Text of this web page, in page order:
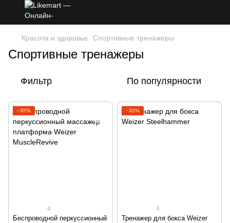
Красота и здоровье Спортивные тренажеры
Спортивные тренажеры
Фильтр По популярности
−35%
4
Беспроводной перкуссионный
−33%
4
Тренажер для бокса Weizer